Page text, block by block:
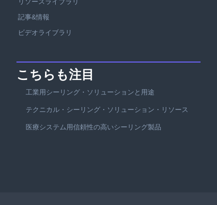
リソースライブラリ
記事&情報
ビデオライブラリ
こちらも注目
工業用シーリング・ソリューションと用途
テクニカル・シーリング・ソリューション・リソース
医療システム用信頼性の高いシーリング製品